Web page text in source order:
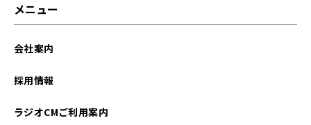
メニュー
会社案内
採用情報
ラジオCMご利用案内